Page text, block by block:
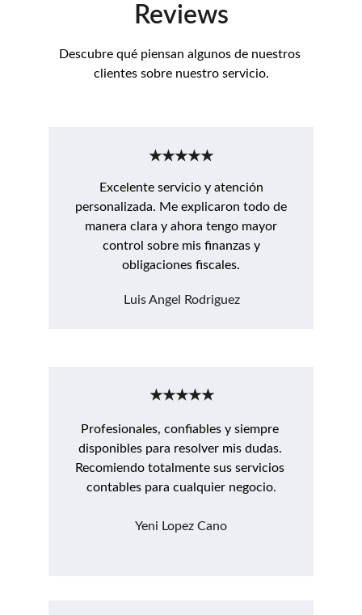
Reviews
Descubre qué piensan algunos de nuestros
clientes sobre nuestro servicio.
Profesionales, confiables y siempre
disponibles para resolver mis dudas.
Recomiendo totalmente sus servicios
contables para cualquier negocio.
Yeni Lopez Cano
Excelente servicio y atención
personalizada. Me explicaron todo de
manera clara y ahora tengo mayor
control sobre mis finanzas y
obligaciones fiscales.
Luis Angel Rodriguez
★★★★★
★★★★★